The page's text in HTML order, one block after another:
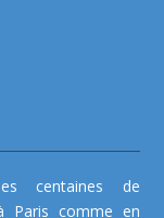
centaines de
Paris comme en